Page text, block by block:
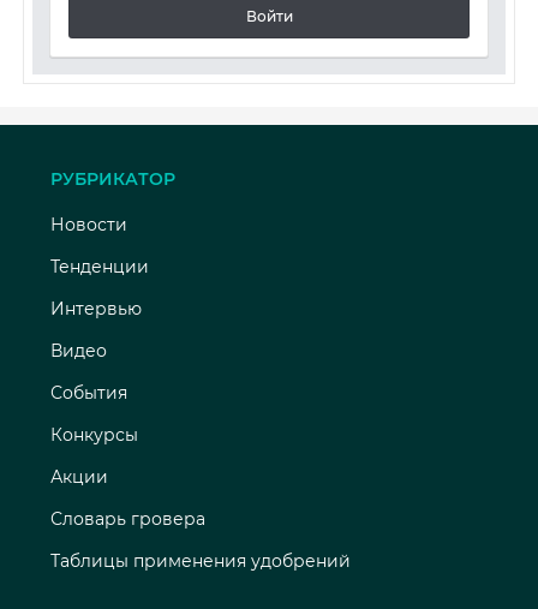
Войти
РУБРИКАТОР
Новости
Тенденции
Интервью
Видео
События
Конкурсы
Акции
Словарь гровера
Таблицы применения удобрений